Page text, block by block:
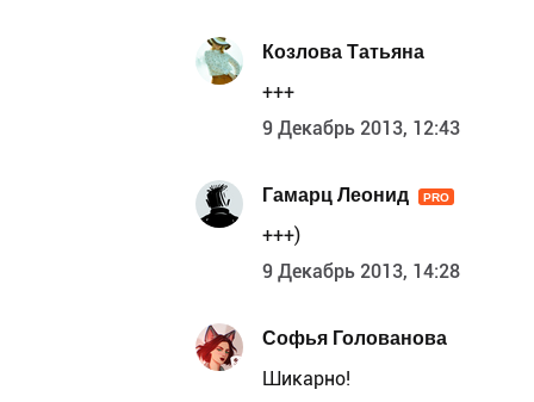
Козлова Татьяна
+++
9 Декабрь 2013, 12:43
Гамарц Леонид PRO
+++)
9 Декабрь 2013, 14:28
Софья Голованова
Шикарно!